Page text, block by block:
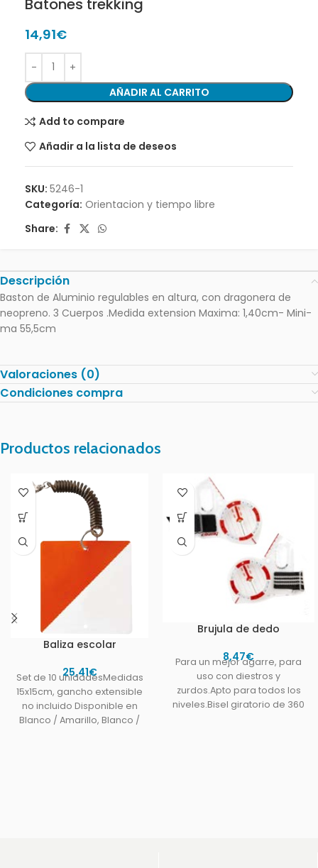
Batones trekking
14,91€
AÑADIR AL CARRITO
Add to compare
Añadir a la lista de deseos
SKU: 5246-1
Categoría: Orientacion y tiempo libre
Share:
Descripción
Baston de Aluminio regulables en altura, con dragonera de
neopreno. 3 Cuerpos .Medida extension Maxima: 1,40cm- Mini-
ma 55,5cm
Valoraciones (0)
Condiciones compra
Productos relacionados
Baliza escolar
25,41€
Set de 10 unidadesMedidas
15x15cm, gancho extensible
no incluido Disponible en
Blanco / Amarillo, Blanco /
Brujula de dedo
8,47€
Para un mejor agarre, para
uso con diestros y
zurdos.Apto para todos los
niveles.Bisel giratorio de 360